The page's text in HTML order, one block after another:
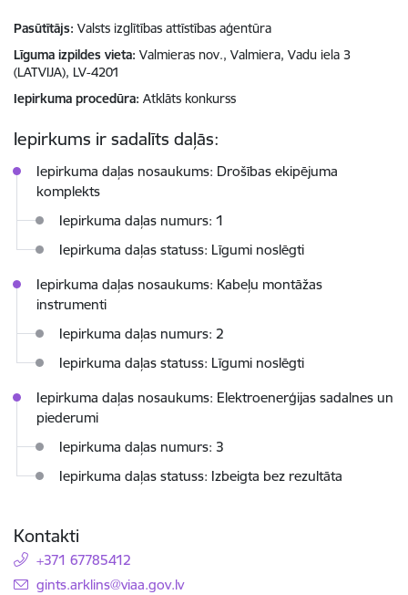
Pasūtītājs Valsts izglītības attīstības aģentūra
Līguma izpildes vieta Valmieras nov., Valmiera, Vadu iela 3
(LATVIJA), LV-4201
Iepirkuma procedūra Atklāts konkurss
Iepirkums ir sadalīts daļās:
Iepirkuma daļas nosaukums: Drošības ekipējuma
komplekts
Iepirkuma daļas numurs: 1
Iepirkuma daļas statuss: Līgumi noslēgti
Iepirkuma daļas nosaukums: Kabeļu montāžas
instrumenti
Iepirkuma daļas numurs: 2
Iepirkuma daļas statuss: Līgumi noslēgti
Iepirkuma daļas nosaukums: Elektroenerģijas sadalnes un
piederumi
Iepirkuma daļas numurs: 3
Iepirkuma daļas statuss: Izbeigta bez rezultāta
Kontakti
+371 67785412
E-pasts:
gints.arklins@viaa.gov.lv